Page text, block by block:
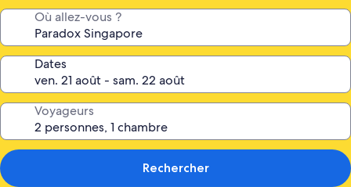
Où allez-vous ?
Dates
Voyageurs
Rechercher